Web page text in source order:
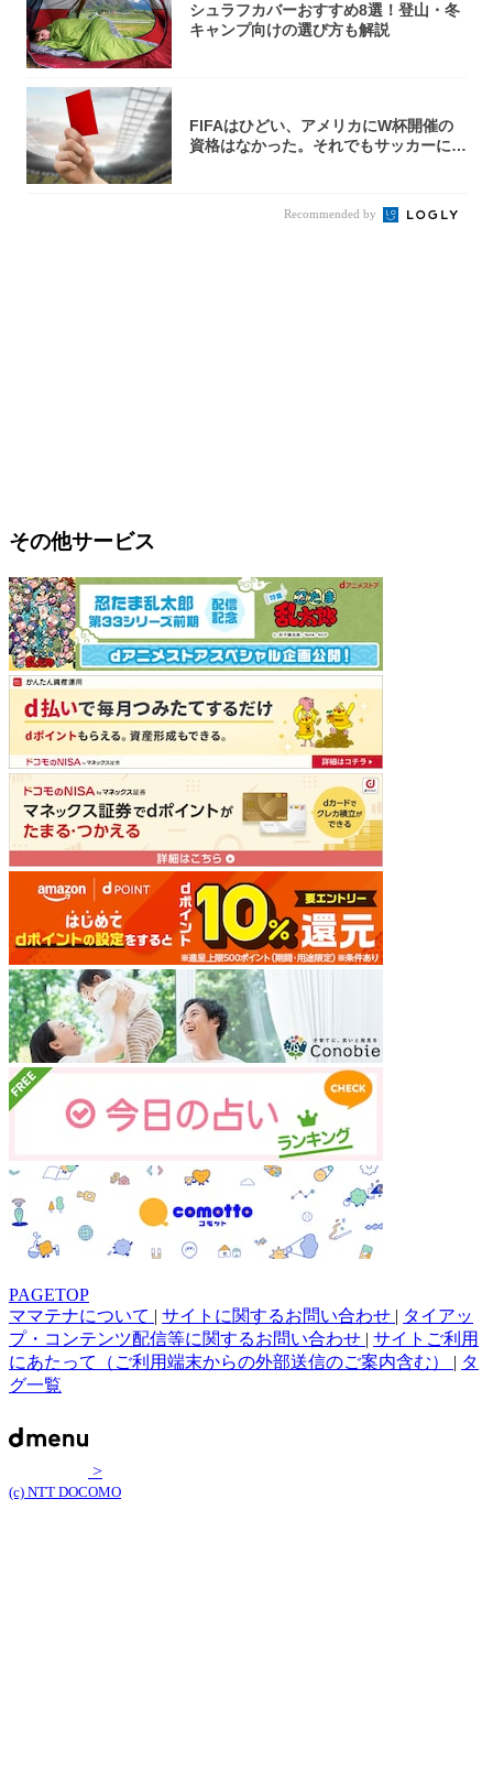
シュラフカバーおすすめ8選！登山・冬
キャンプ向けの選び方も解説
FIFAはひどい、アメリカにW杯開催の
資格はなかった。それでもサッカーには
Recommended by
その他サービス
PAGETOP
ママテナについて | サイトに関するお問い合わせ | タイアッ
プ・コンテンツ配信等に関するお問い合わせ | サイトご利用
にあたって（ご利用端末からの外部送信のご案内含む） | タ
グ一覧
>
(c) NTT DOCOMO